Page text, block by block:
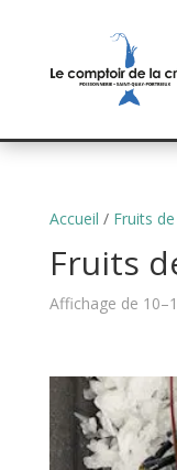
Accueil / Fruits
Fruits
Affichage de